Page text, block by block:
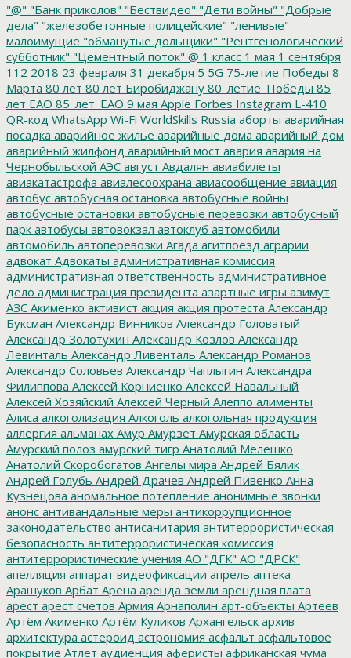
"@" "Банк приколов" "Бествидео" "Дети войны" "Добрые
дела" "железобетонные полицейские" "ленивые"
малоимущие "обманутые дольщики" "Рентгенологический
субботник" "Цементный поток" @ 1 класс 1 мая 1 сентября
112 2018 23 февраля 31 декабря 5 5G 75-летие Победы 8
Марта 80 лет 80 лет Биробиджану 80_летие_Победы 85
лет ЕАО 85_лет_ЕАО 9 мая Apple Forbes Instagram L-410
QR-код WhatsApp Wi-Fi WorldSkills Russia аборты аварийная
посадка аварийное жилье аварийные дома аварийный дом
аварийный жилфонд аварийный мост авария авария на
Чернобыльской АЭС август Авдалян авиабилеты
авиакатастрофа авиалесоохрана авиасообщение авиация
автобус автобусная остановка автобусные войны
автобусные остановки автобусные перевозки автобусный
парк автобусы автовокзал автоклуб автомобили
автомобиль автоперевозки Агада агитпоезд аграрии
адвокат Адвокаты административная комиссия
административная ответственность административное
дело администрация президента азартные игры азимут
АЗС Акименко активист акция акция протеста Александр
Буксман Александр Винников Александр Головатый
Александр Золотухин Александр Козлов Александр
Левинталь Александр Ливенталь Александр Романов
Александр Соловьев Александр Чаплыгин Александра
Филиппова Алексей Корниенко Алексей Навальный
Алексей Хозяйский Алексей Черный Алеппо алименты
Алиса алкоголизация Алкоголь алкогольная продукция
аллергия альманах Амур Амурзет Амурская область
Амурский полоз амурский тигр Анатолий Мелешко
Анатолий Скоробогатов Ангелы мира Андрей Бялик
Андрей Голубь Андрей Драчев Андрей Пивенко Анна
Кузнецова аномальное потепление анонимные звонки
анонс антивандальные меры антикоррупционное
законодательство антисанитария антитеррористическая
безопасность антитеррористическая комиссия
антитеррористические учения АО "ДГК" АО "ДРСК"
апелляция аппарат видеофиксации апрель аптека
Арашуков Арбат Арена аренда земли арендная плата
арест арест счетов Армия Арнаполин арт-объекты Артеев
Артём Акименко Артём Куликов Архангельск архив
архитектура астероид астрономия асфальт асфальтовое
покрытие Атлет аудиенция аферисты африканская чума